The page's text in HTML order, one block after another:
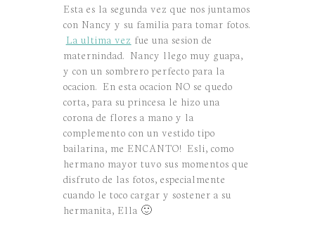
Esta es la segunda vez que nos juntamos
con Nancy y su familia para tomar fotos.
La ultima vez fue una sesion de
maternindad. Nancy llego muy guapa,
y con un sombrero perfecto para la
ocacion. En esta ocacion NO se quedo
corta, para su princesa le hizo una
corona de flores a mano y la
complemento con un vestido tipo
bailarina, me ENCANTO! Esli, como
hermano mayor tuvo sus momentos que
disfruto de las fotos, especialmente
cuando le toco cargar y sostener a su
hermanita, Ella 🙂